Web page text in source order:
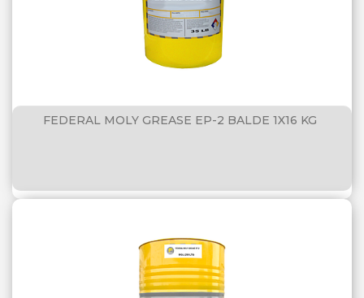
FEDERAL MOLY GREASE EP-2 BALDE 1X16 KG